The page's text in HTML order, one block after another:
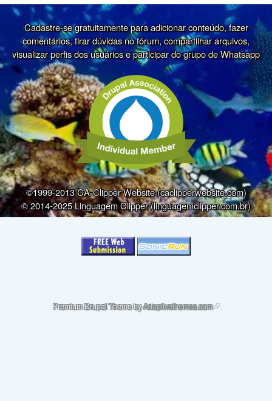
Cadastre-se gratuitamente para adicionar conteúdo, fazer
comentários, tirar dúvidas no fórum, compartilhar arquivos,
visualizar perfis dos usuários e participar do grupo de Whatsapp
©1999-2013 CA-Clipper Website (caclipperwebsite.com)
© 2014-2025 Linguagem Clipper (linguagemclipper.com.br)
Premium Drupal Theme byAdaptivethemes.com(link is external)